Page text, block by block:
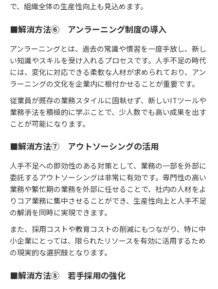
で、組織全体の生産性向上も見込めます。
■解消方法⑥ アンラーニング制度の導入
アンラーニングとは、過去の常識や慣習を一度手放し、新し
い知識やスキルを受け入れるプロセスです。人手不足の時代
には、変化に対応できる柔軟な人材が求められており、アン
ラーニングの文化を企業内に根付かせることが重要です。
従業員が既存の業務スタイルに固執せず、新しいITツールや
業務手法を積極的に学ぶことで、少人数でも高い成果を出す
ことが可能になります。
■解消方法⑦ アウトソーシングの活用
人手不足への即効性のある対策として、業務の一部を外部に
委託するアウトソーシングは非常に有効です。専門性の高い
業務や繁忙期の業務を外部に任せることで、社内の人材をよ
りコア業務に集中させることができ、生産性向上と人手不足
の解消を同時に実現できます。
また、採用コストや教育コストの削減にもつながり、特に中
小企業にとっては、限られたリソースを有効に活用するため
の現実的な選択肢となります。
■解消方法⑧ 若手採用の強化